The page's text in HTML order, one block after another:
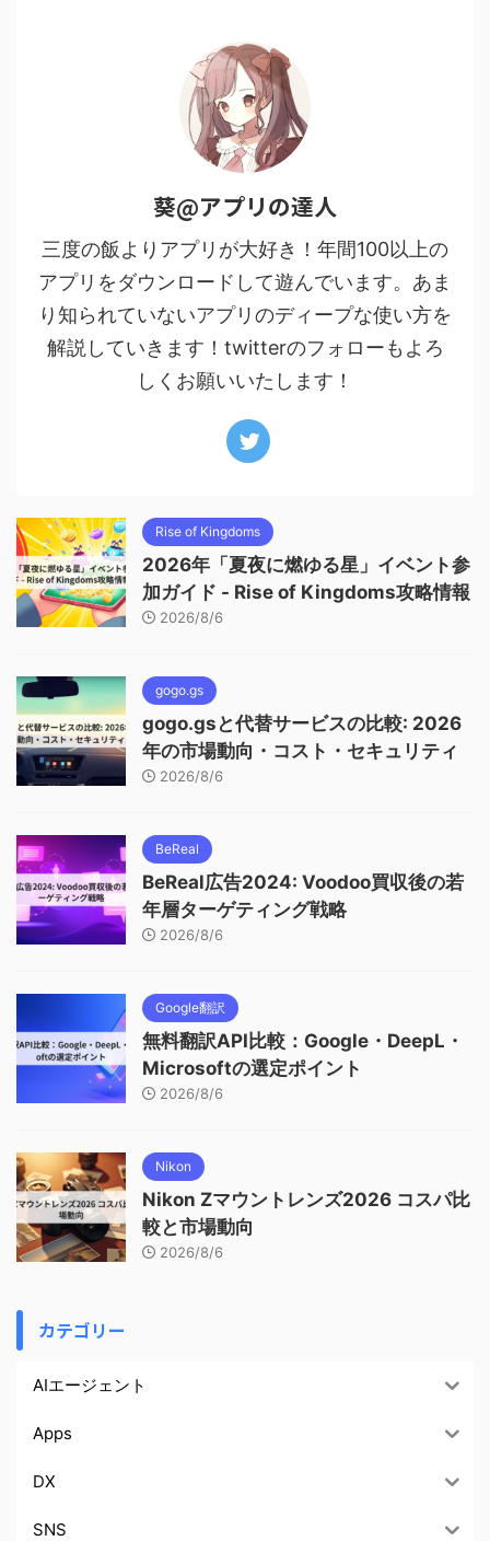
葵@アプリの達人
三度の飯よりアプリが大好き！年間100以上の
アプリをダウンロードして遊んでいます。あま
り知られていないアプリのディープな使い方を
解説していきます！twitterのフォローもよろ
しくお願いいたします！
Rise of Kingdoms
2026年「夏夜に燃ゆる星」イベント参
加ガイド - Rise of Kingdoms攻略情報
2026/8/6
gogo.gs
gogo.gsと代替サービスの比較: 2026
年の市場動向・コスト・セキュリティ
2026/8/6
BeReal
BeReal広告2024: Voodoo買収後の若
年層ターゲティング戦略
2026/8/6
Google翻訳
無料翻訳API比較：Google・DeepL・
Microsoftの選定ポイント
2026/8/6
Nikon
Nikon Zマウントレンズ2026 コスパ比
較と市場動向
2026/8/6
カテゴリー
AIエージェント
Apps
DX
SNS